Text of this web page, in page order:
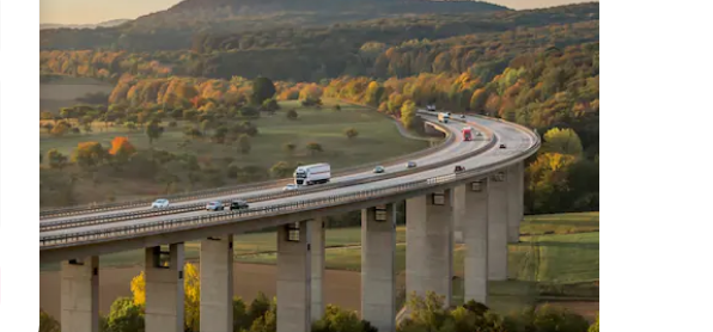
usando as seta para cima e para baixo do teclado ou tocando e deslizando o dedo na tela.